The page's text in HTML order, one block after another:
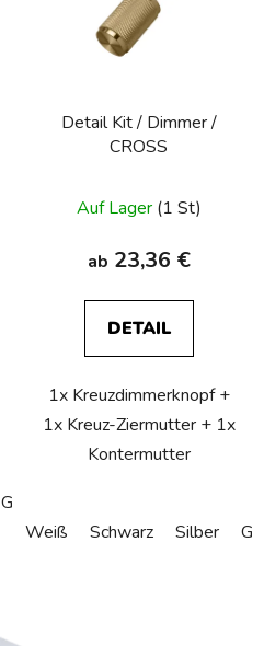
Gold
Detail Kit / Dimmer /
CROSS
Auf Lager (1 St)
ab 23,36 €
DETAIL
1x Kreuzdimmerknopf +
1x Kreuz-Ziermutter + 1x
Kontermutter
Weiß Schwarz Silber